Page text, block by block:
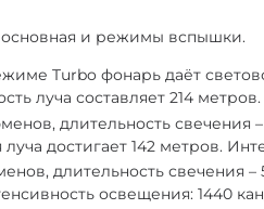
основная и режимы вспышки.
Turbo фонарь даёт
луча составляет 214
длительность свечения
луча достигает 142 метров.
длительность свечения
освещения: 1440